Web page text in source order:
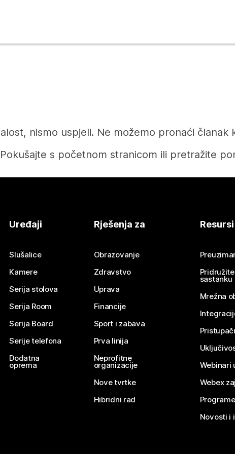
nismo uspjeli. Ne možemo pronaći članak
Pokušajte s početnom stranicom ili pretražite
Tražite li odgovor?
Pošaljite pitanje
Uređaji
Slušalice
Kamere
Serija stolova
Serija Room
Serija Board
Serije telefona
Dodatna
oprema
Rješenja za
Obrazovanje
Zdravstvo
Uprava
Financije
Sport i zabava
Prva linija
Neprofitne
organizacije
Nove tvrtke
Hibridni rad
Resursi
sastanku
Mrežna
Webinari
Webex
Novosti i